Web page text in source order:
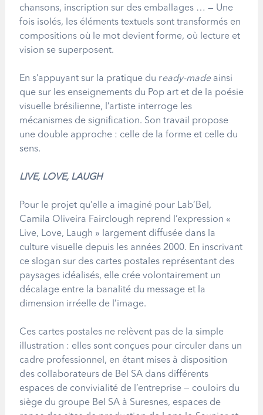
chansons, inscription sur des emballages … — Une
fois isolés, les éléments textuels sont transformés en
compositions où le mot devient forme, où lecture et
vision se superposent.
En s’appuyant sur la pratique du ready-madeainsi
que sur les enseignements du Pop art et de la poésie
visuelle brésilienne, l’artiste interroge les
mécanismes de signification. Son travail propose
une double approche : celle de la forme et celle du
sens.
LIVE, LOVE, LAUGH
Pour le projet qu’elle a imaginé pour Lab’Bel,
Camila Oliveira Fairclough reprend l’expression «
Live, Love, Laugh » largement diffusée dans la
culture visuelle depuis les années 2000. En inscrivant
ce slogan sur des cartes postales représentant des
paysages idéalisés, elle crée volontairement un
décalage entre la banalité du message et la
dimension irréelle de l’image.
Ces cartes postales ne relèvent pas de la simple
illustration : elles sont conçues pour circuler dans un
cadre professionnel, en étant mises à disposition
des collaborateurs de Bel SA dans différents
espaces de convivialité de l’entreprise — couloirs du
siège du groupe Bel SA à Suresnes, espaces de